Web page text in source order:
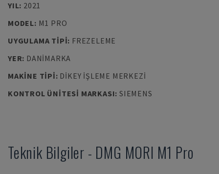
YIL: 2021
MODEL: M1 PRO
UYGULAMA TIPI: FREZELEME
YER: DANIMARKA
MAKINE TIPI: DIKEY İŞLEME MERKEZI
KONTROL ÜNITESI MARKASI: SIEMENS
Teknik Bilgiler - DMG MORI M1 Pro